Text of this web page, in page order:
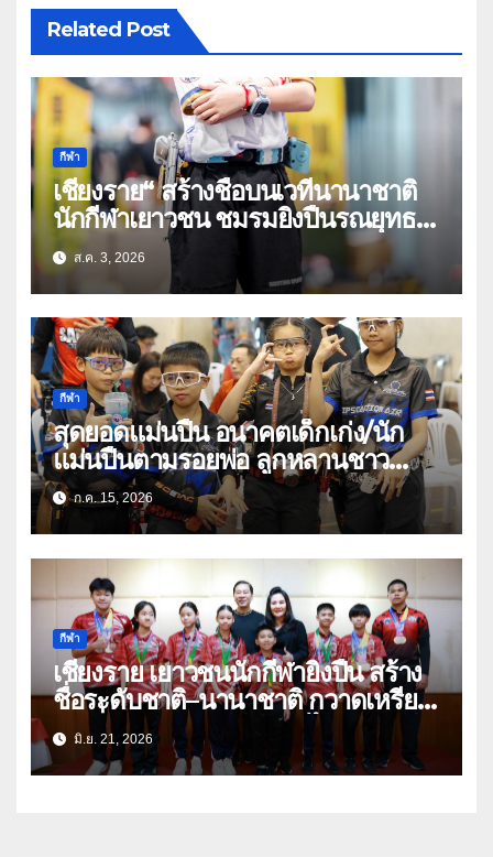
Related Post
กีฬา
เชียงราย“ สร้างชื่อบนเวทีนานาชาติ
นักกีฬาเยาวชน ชมรมยิงปืนรณยุทธ
อัดลมเบาเชียงราย คว้าหลายรางวัล
ในศึก THPSA IPSC Action Air
Level 3
ส.ค. 3, 2026
กีฬา
สุดยอดแม่นปืน อนาคตเด็กเก่ง/นัก
แม่นปืนตามรอยพ่อ ลูกหลานชาว
เชียงรายแท้
ก.ค. 15, 2026
กีฬา
เชียงราย เยาวชนนักกีฬายิงปืน สร้าง
ชื่อระดับชาติ–นานาชาติ กวาดเหรียญ
ต่อเนื่อง พร้อมติดทีมชาติไทยลุยเวที
โลก
มิ.ย. 21, 2026